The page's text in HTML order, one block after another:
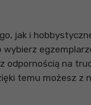
jak i
odpornością na
temu możesz z